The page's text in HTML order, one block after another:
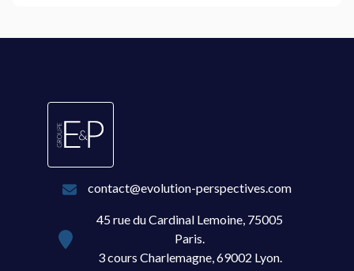
contact@evolution-perspectives.com
45 rue du Cardinal Lemoine, 75005
Paris.
3 cours Charlemagne, 69002 Lyon.